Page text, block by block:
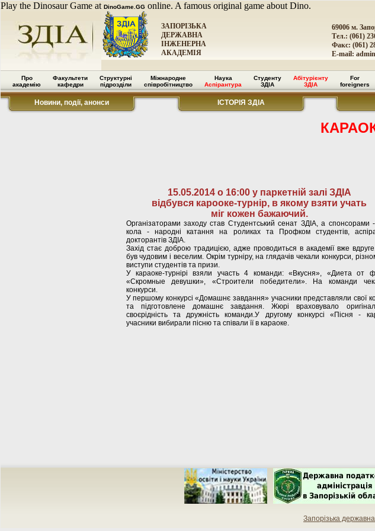
Play the Dinosaur Game at DinoGame.GG online. A famous original game about Dino.
ЗАПОРІЗЬКА
ДЕРЖАВНА
ІНЖЕНЕРНА
АКАДЕМІЯ
69006 м.
Тел.: (061)
Факс: (061)
E-mail:
Про
академію
Факультети
кафедри
Структурні
підрозділи
Міжнародне
співробітництво
Наука
Аспірантура
Студенту
ЗДІА
Абітурієнту
ЗДІА
For
foreigners
Новини, події, анонси ІСТОРІЯ ЗДІА
15.05.2014 о 16:00 у паркетній залі ЗДІА
відбувся карооке-турнір, в якому взяти учать
міг кожен бажаючий.
Організаторами заходу став Студентський сенат ЗДІА, а спонсорами
кола - народні катання на роликах та Профком студентів,
докторантів ЗДІА.
Захід стає доброю традицією, адже проводиться в академії вже
був чудовим і веселим. Окрім турніру, на глядачів чекали конкурси,
виступи студентів та призи.
У караоке-турнірі взяли участь 4 команди: «Вкусня», «Диета от
«Скромные девушки», «Строители победители». На команди
конкурси.
У першому конкурсі «Домашнє завдання» учасники представляли свої
та підготовлене домашнє завдання. Жюрі враховувало
своєрідність та дружність команди.У другому конкурсі «Пісня -
учасники вибирали пісню та співали її в караоке.
Запорізька